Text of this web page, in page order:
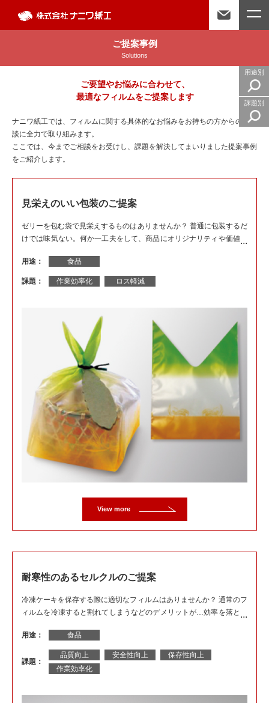
用途別
課題別
ご提案事例
Solutions
ご要望やお悩みに合わせて、
最適なフィルムをご提案します
ナニワ紙工では、フィルムに関する具体的なお悩みをお持ちの方からのご相
談に全力で取り組みます。
ここでは、今までご相談をお受けし、課題を解決してまいりました提案事例
をご紹介します。
View more
見栄えのいい包装のご提案
ゼリーを包む袋で見栄えするものはありませんか？ 普通に包装するだ
けでは味気ない。何か一工夫をして、商品にオリジナリティや価値を
用途：
食品
課題： 作業効率化 ロス軽減
耐寒性のあるセルクルのご提案
冷凍ケーキを保存する際に適切なフィルムはありませんか？ 通常のフ
ィルムを冷凍すると割れてしまうなどのデメリットが…効率を落とさ
た。
用途： 食品
課題：
品質向上 安全性向上
保存性向上
作業効率化